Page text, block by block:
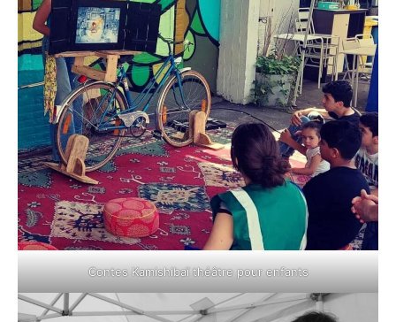
Contes Kamishibaï théâtre pour enfants